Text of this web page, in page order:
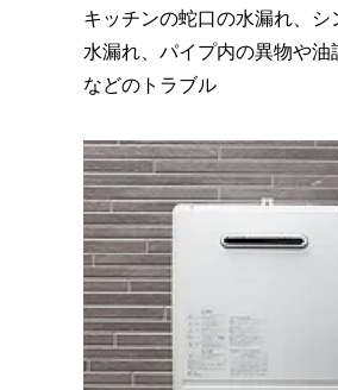
キッチンの蛇口の水漏れ、シ
水漏れ、パイプ内の異物や油
などのトラブル